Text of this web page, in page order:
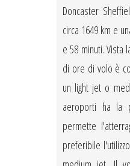
Doncaster
circa 1649 km e
e 58 minuti. Vista
di ore di volo è
un light jet o
aeroporti ha la
permette
preferibile